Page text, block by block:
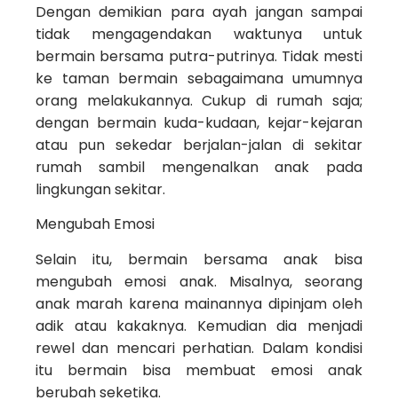
Dengan demikian para ayah jangan sampai
tidak mengagendakan waktunya untuk
bermain bersama putra-putrinya. Tidak mesti
ke taman bermain sebagaimana umumnya
orang melakukannya. Cukup di rumah saja;
dengan bermain kuda-kudaan, kejar-kejaran
atau pun sekedar berjalan-jalan di sekitar
rumah sambil mengenalkan anak pada
lingkungan sekitar.
Mengubah Emosi
Selain itu, bermain bersama anak bisa
mengubah emosi anak. Misalnya, seorang
anak marah karena mainannya dipinjam oleh
adik atau kakaknya. Kemudian dia menjadi
rewel dan mencari perhatian. Dalam kondisi
itu bermain bisa membuat emosi anak
berubah seketika.